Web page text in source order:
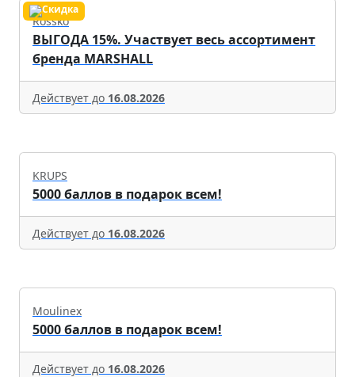
Rossko
ВЫГОДА 15%. Участвует весь ассортимент
бренда MARSHALL
Действует до 16.08.2026
KRUPS
5000 баллов в подарок всем!
Действует до 16.08.2026
Moulinex
5000 баллов в подарок всем!
Действует до 16.08.2026